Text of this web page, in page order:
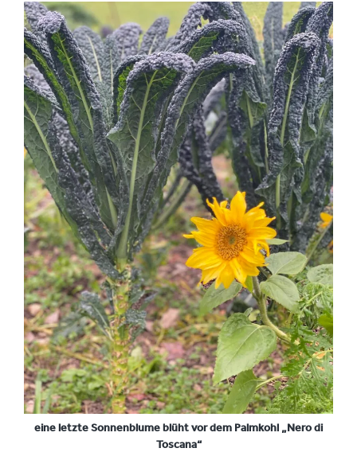
eine letzte Sonnenblume blüht vor dem Palmkohl „Nero di
Toscana“